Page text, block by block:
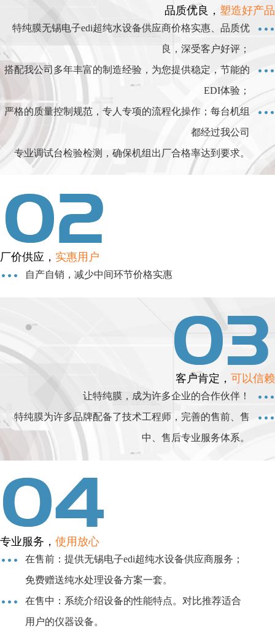
品质优良， 塑造好产品
特纯膜无锡电子edi超纯水设备供应商价格实惠、品质优
良，深受客户好评；
搭配我公司多年丰富的制造经验，为您提供稳定，节能的
EDI体验；
严格的质量控制规范，专人专项的流程化操作；每台机组
都经过我公司
专业调试台检验检测，确保机组出厂合格率达到要求。
厂价供应， 实惠用户
自产自销，减少中间环节价格实惠
客户肯定， 可以信赖
让特纯膜，成为许多企业的合作伙伴！
特纯膜为许多品牌配备了技术工程师，完善的售前、售
中、售后专业服务体系。
专业服务， 使用放心
在售前：提供无锡电子edi超纯水设备供应商服务；
免费赠送纯水处理设备方案一套。
在售中：系统介绍设备的性能特点。对比推荐适合
用户的仪器设备。